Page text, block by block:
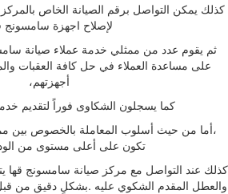
كذلك يمكن التواصل برقم الصيانة الخاص
لإصلاح اجهزة سامسونج
ثم يقوم عدد من ممثلي خدمة عملاء صيانة
على مساعدة العملاء في حل كافة العقبات
أجهزتهم،
كما يسجلون الشكاوى فوراً لتقديم
،أما من حيث أسلوب المعاملة بالخصوص بين
تكون على أعلى مستوى من الود
كذلك عند التواصل مع مركز صيانة سامسونج قها
والعطل المقدم الشكوي عليه .بشكلٍ دقيق من